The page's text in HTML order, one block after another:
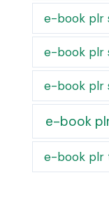
e-book plr
e-book plr
e-book plr
e-book
e-book plr